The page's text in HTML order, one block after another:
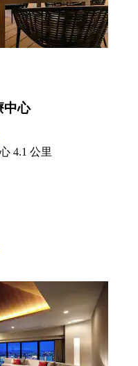
中心
4.1 公里